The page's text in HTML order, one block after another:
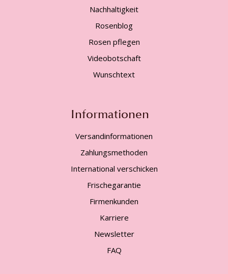
Nachhaltigkeit
Rosenblog
Rosen pflegen
Videobotschaft
Wunschtext
Informationen
Versandinformationen
Zahlungsmethoden
International verschicken
Frischegarantie
Firmenkunden
Karriere
Newsletter
FAQ